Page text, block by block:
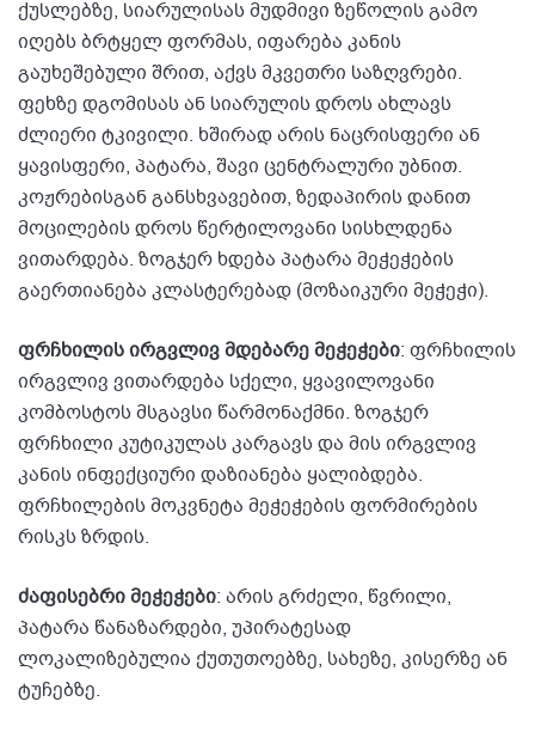
ქუსლებზე, სიარულისას მუდმივი ზეწოლის გამო
იღებს ბრტყელ ფორმას, იფარება კანის
გაუხეშებული შრით, აქვს მკვეთრი საზღვრები.
ფეხზე დგომისას ან სიარულის დროს ახლავს
ძლიერი ტკივილი. ხშირად არის ნაცრისფერი ან
ყავისფერი, პატარა, შავი ცენტრალური უბნით.
კოჟრებისგან განსხვავებით, ზედაპირის დანით
მოცილების დროს წერტილოვანი სისხლდენა
ვითარდება. ზოგჯერ ხდება პატარა მეჭეჭების
გაერთიანება კლასტერებად (მოზაიკური მეჭეჭი).
ფრჩხილის ირგვლივ მდებარე მეჭეჭები: ფრჩხილის
ირგვლივ ვითარდება სქელი, ყვავილოვანი
კომბოსტოს მსგავსი წარმონაქმნი. ზოგჯერ
ფრჩხილი კუტიკულას კარგავს და მის ირგვლივ
კანის ინფექციური დაზიანება ყალიბდება.
ფრჩხილების მოკვნეტა მეჭეჭების ფორმირების
რისკს ზრდის.
ძაფისებრი მეჭეჭები: არის გრძელი, წვრილი,
პატარა წანაზარდები, უპირატესად
ლოკალიზებულია ქუთუთოებზე, სახეზე, კისერზე ან
ტუჩებზე.